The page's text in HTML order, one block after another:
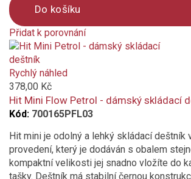
Do košíku
Přidat k porovnání
Product
is
added
to
compare
Rychlý náhled
378,00 Kč
Hit Mini Flow Petrol - dámský skládací
Kód: 700165PFL03
Hit mini je odolný a lehký skládací deštník
provedení, který je dodáván s obalem
kompaktní velikosti jej snadno vložíte do
tašky. Deštník má stabilní černou